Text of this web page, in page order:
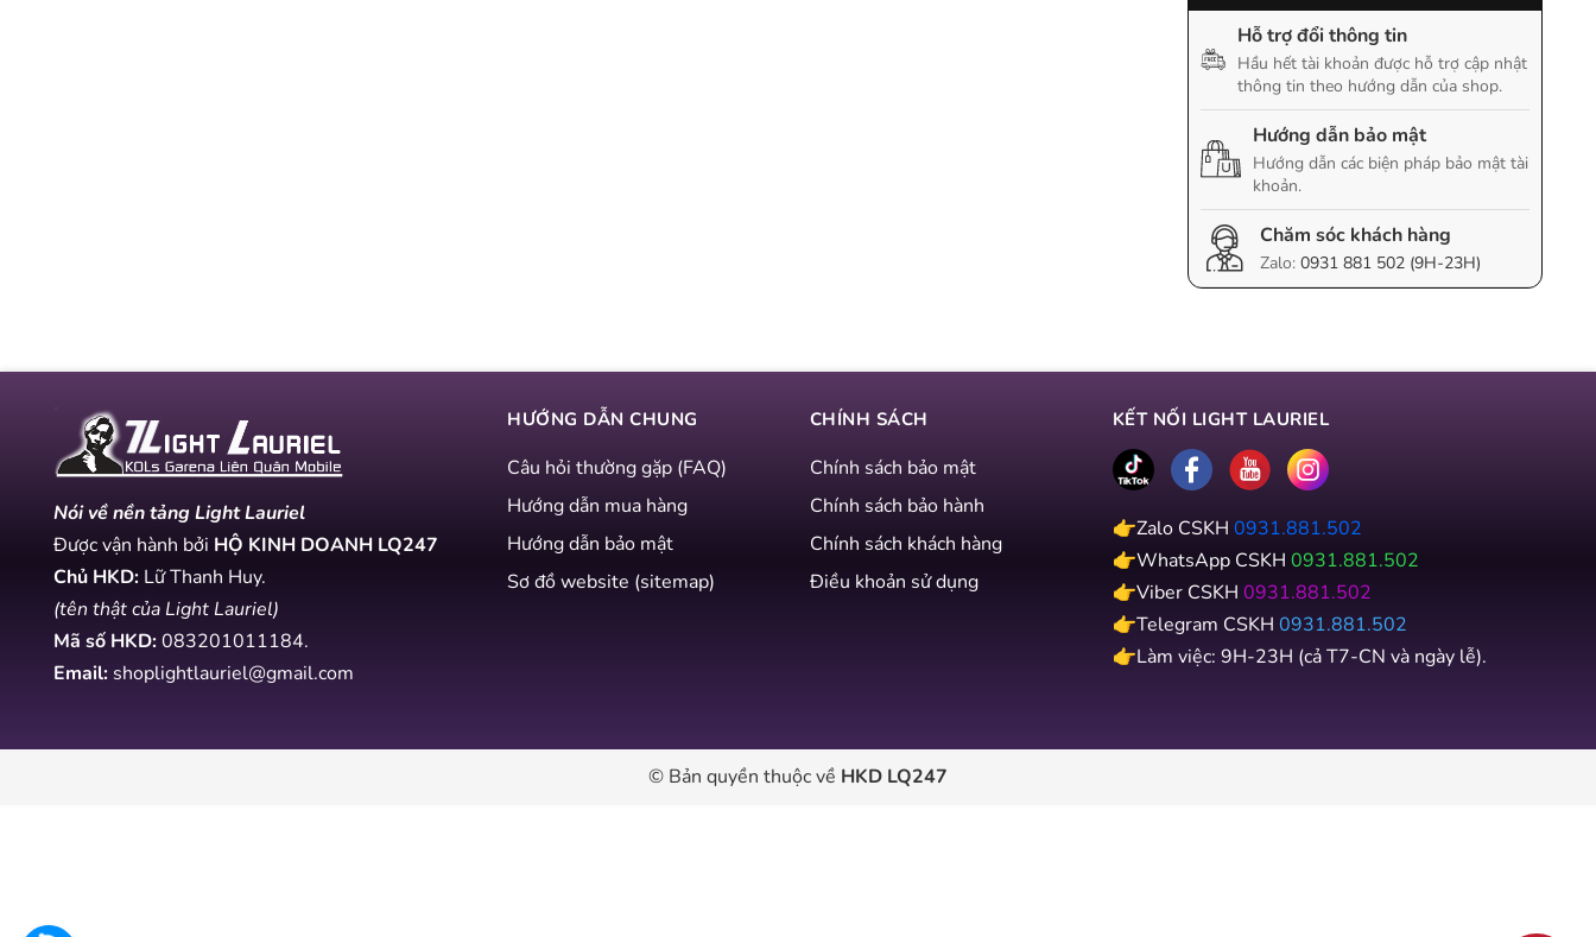
Hỗ trợ đổi thông tin
Hầu hết tài khoản được hỗ trợ cập nhật
thông tin theo hướng dẫn của shop.
Hướng dẫn bảo mật
Hướng dẫn các biện pháp bảo mật tài
khoản.
Chăm sóc khách hàng
Zalo:0931 881 502 (9H-23H)
Nói về nền tảng Light Lauriel
Được vận hành bởi HỘ KINH DOANH LQ247
Chủ HKD: Lữ Thanh Huy.
(tên thật của Light Lauriel)
Mã số HKD:083201011184.
Email: shoplightlauriel@gmail.com
HƯỚNG DẪN CHUNG
Câu hỏi thường gặp (FAQ)
Hướng dẫn mua hàng
Hướng dẫn bảo mật
Sơ đồ website (sitemap)
CHÍNH SÁCH
Chính sách bảo mật
Chính sách bảo hành
Chính sách khách hàng
Điều khoản sử dụng
KẾT NỐI LIGHT LAURIEL
👉Zalo CSKH 0931.881.502
👉WhatsApp CSKH 0931.881.502
👉Viber CSKH 0931.881.502
👉Telegram CSKH 0931.881.502
👉Làm việc: 9H-23H (cả T7-CN và ngày lễ).
© Bản quyền thuộc về HKD LQ247